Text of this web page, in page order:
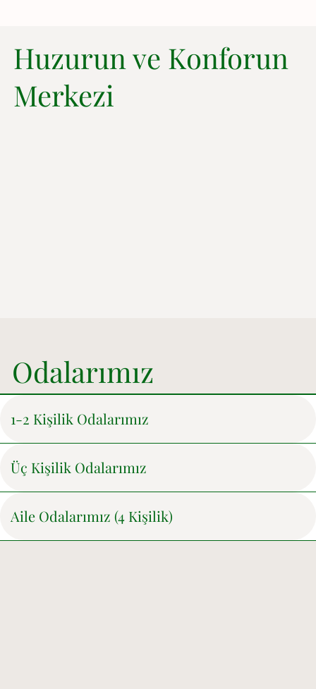
Huzurun ve Konforun
Merkezi
Odalarımız
1-2 Kişilik Odalarımız
Üç Kişilik Odalarımız
Aile Odalarımız (4 Kişilik)